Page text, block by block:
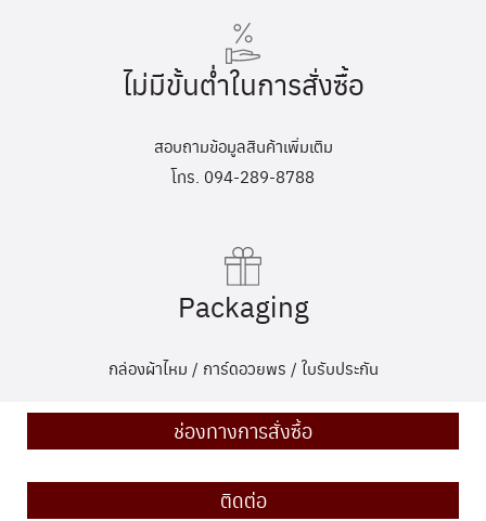
ไม่มีขั้นต่ำในการสั่งซื้อ
สอบถามข้อมูลสินค้าเพิ่มเติม
โทร. 094-289-8788
Packaging
กล่องผ้าไหม / การ์ดอวยพร / ใบรับประกัน
ช่องทางการสั่งซื้อ
ติดต่อ